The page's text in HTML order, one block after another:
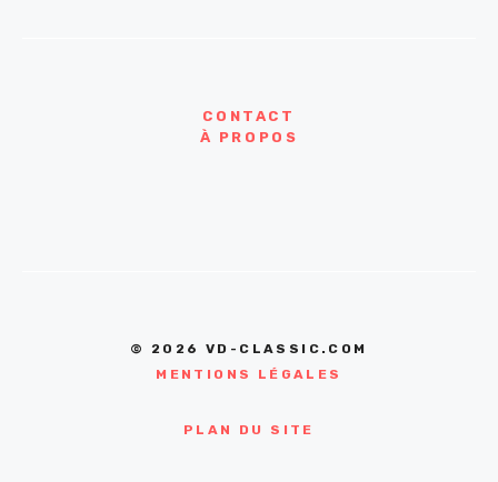
CONTACT
À PROPOS
© 2026 VD-CLASSIC.COM
MENTIONS LÉGALES
PLAN DU SITE